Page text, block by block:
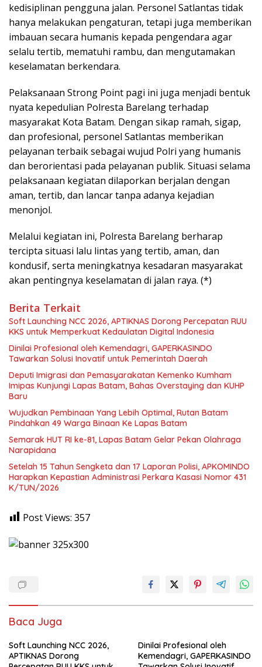
kedisiplinan pengguna jalan. Personel Satlantas tidak
hanya melakukan pengaturan, tetapi juga memberikan
imbauan secara humanis kepada pengendara agar
selalu tertib, mematuhi rambu, dan mengutamakan
keselamatan berkendara.
Pelaksanaan Strong Point pagi ini juga menjadi bentuk
nyata kepedulian Polresta Barelang terhadap
masyarakat Kota Batam. Dengan sikap ramah, sigap,
dan profesional, personel Satlantas memberikan
pelayanan terbaik sebagai wujud Polri yang humanis
dan berorientasi pada pelayanan publik. Situasi selama
pelaksanaan kegiatan dilaporkan berjalan dengan
aman, tertib, dan lancar tanpa adanya kejadian
menonjol.
Melalui kegiatan ini, Polresta Barelang berharap
tercipta situasi lalu lintas yang tertib, aman, dan
kondusif, serta meningkatnya kesadaran masyarakat
akan pentingnya keselamatan di jalan raya. (*)
Berita Terkait
Soft Launching NCC 2026, APTIKNAS Dorong Percepatan RUU
KKS untuk Memperkuat Kedaulatan Digital Indonesia
Dinilai Profesional oleh Kemendagri, GAPERKASINDO
Tawarkan Solusi Inovatif untuk Pemerintah Daerah
Deputi Imigrasi dan Pemasyarakatan Kemenko Kumham
Imipas Kunjungi Lapas Batam, Bahas Overstaying dan KUHP
Baru
Wujudkan Pembinaan Yang Lebih Optimal, Rutan Batam
Pindahkan 49 Warga Binaan Ke Lapas Batam
Semarak HUT RI ke-81, Lapas Batam Gelar Pekan Olahraga
Narapidana
Setelah 15 Tahun Sengketa dan 17 Laporan Polisi, APKOMINDO
Harapkan Kepastian Administrasi Perkara Kasasi Nomor 431
K/TUN/2026
Post Views: 357
Baca Juga
Soft Launching NCC 2026,
APTIKNAS Dorong
Dinilai Profesional oleh
Kemendagri, GAPERKASINDO